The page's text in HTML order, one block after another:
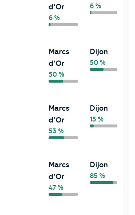
d'Or
6 %
6 %
Marcs
d'Or
50 %
Dijon
50 %
Marcs
d'Or
53 %
Dijon
15 %
Marcs
d'Or
47 %
Dijon
85 %